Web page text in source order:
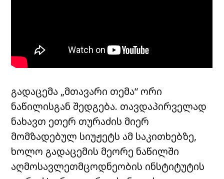
გადაცემა „მთავარი თემა“ ორი
ნაწილისგან შედგება. თავდაპირველად
ნახავთ ეთერ თურაძის მიერ
მომზადებულ სიუჟეტს ამ საკითხებზე,
ხოლო გადაცემის მეორე ნაწილში
აღმოსავლეთმცოდნეობის ინსტიტუტის